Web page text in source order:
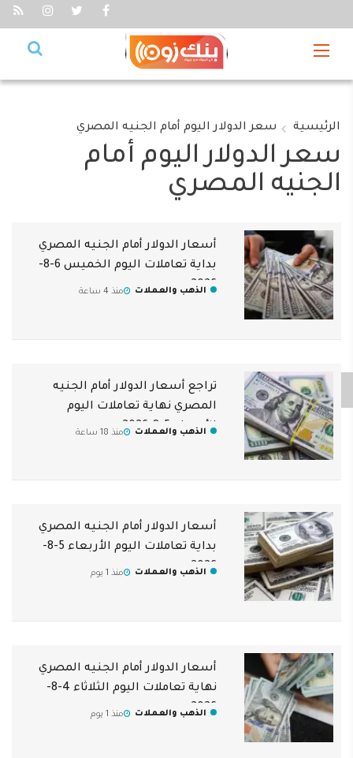
الرئيسية سعر الدولار اليوم أمام الجنيه المصري
سعر الدولار اليوم أمام
الجنيه المصري
أسعار الدولار أمام الجنيه المصري
بداية تعاملات اليوم الخميس 6-8-
2026
الذهب والعملات منذ 4 ساعة
تراجع أسعار الدولار أمام الجنيه
المصري نهاية تعاملات اليوم
الأربعاء 5-8-2026
الذهب والعملات منذ 18 ساعة
أسعار الدولار أمام الجنيه المصري
بداية تعاملات اليوم الأربعاء 5-8-
2026
الذهب والعملات منذ 1 يوم
أسعار الدولار أمام الجنيه المصري
نهاية تعاملات اليوم الثلاثاء 4-8-
2026
الذهب والعملات منذ 1 يوم